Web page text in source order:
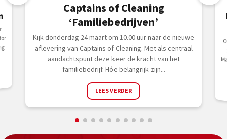
Captains of Cleaning
‘Familiebedrijven’
Kijk donderdag 24 maart om 10.00 uur naar de nieuwe
aflevering van Captains of Cleaning. Met als centraal
aandachtspunt deze keer de kracht van het
familiebedrijf. Hóe belangrijk zijn...
LEES VERDER